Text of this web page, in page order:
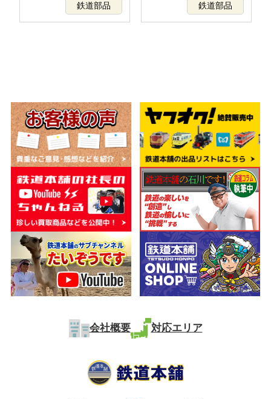
鉄道部品 鉄道部品
会社概要 対応エリア